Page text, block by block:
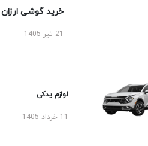
خرید گوشی ارزان
لوازم یدکی